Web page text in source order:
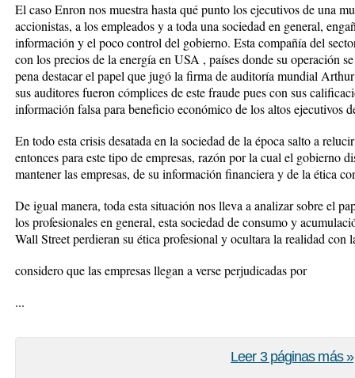
El caso Enron nos muestra hasta qué punto los ejecutivos de una
accionistas, a los empleados y a toda una sociedad en general,
información y el poco control del gobierno. Esta compañía del
con los precios de la energía en USA , países donde su operación
pena destacar el papel que jugó la firma de auditoría mundial
sus auditores fueron cómplices de este fraude pues con sus
información falsa para beneficio económico de los altos ejecutivos
En todo esta crisis desatada en la sociedad de la época salto a
entonces para este tipo de empresas, razón por la cual el gobierno
mantener las empresas, de su información financiera y de la ética
De igual manera, toda esta situación nos lleva a analizar sobre el
los profesionales en general, esta sociedad de consumo y
Wall Street perdieran su ética profesional y ocultara la realidad con
considero que las empresas llegan a verse perjudicadas por
...
Leer 3 páginas más »